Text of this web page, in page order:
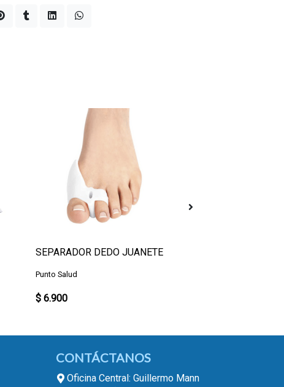
SEPARADOR DEDO JUANETE
Punto Salud
$ 6.900
CONTÁCTANOS
Oficina Central: Guillermo Mann